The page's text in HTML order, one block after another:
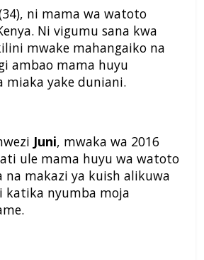
ni mama wa watoto
Ni vigumu sana kwa
mwake mahangaiko na
ambao mama huyu
yake duniani.
Juni, mwaka wa 2016
ule mama huyu wa watoto
makazi ya kuish alikuwa
katika nyumba moja